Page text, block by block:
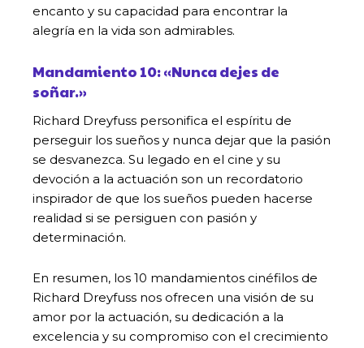
encanto y su capacidad para encontrar la
alegría en la vida son admirables.
Mandamiento 10: «Nunca dejes de
soñar.»
Richard Dreyfuss personifica el espíritu de
perseguir los sueños y nunca dejar que la pasión
se desvanezca. Su legado en el cine y su
devoción a la actuación son un recordatorio
inspirador de que los sueños pueden hacerse
realidad si se persiguen con pasión y
determinación.
En resumen, los 10 mandamientos cinéfilos de
Richard Dreyfuss nos ofrecen una visión de su
amor por la actuación, su dedicación a la
excelencia y su compromiso con el crecimiento